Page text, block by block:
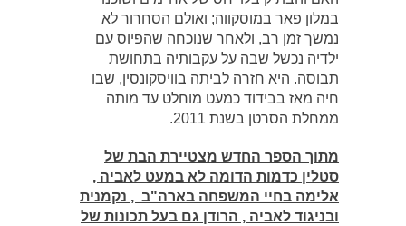
במלון פאר במוסקווה; ואולם הסחרור לא
נמשך זמן רב, ולאחר שנוכחה שהפיוס עם
ילדיה נכשל שבה על עקבותיה בתחושת
תבוסה. היא חזרה לביתה בוויסקונסין, שבו
חיה מאז בבידוד כמעט מוחלט עד מותה
ממחלת הסרטן בשנת 2011.
מתוך הספר החדש מצטיירת הבת של
סטלין כדמות הדומה לא במעט לאביה ,
אלימה בחיי המשפחה בארה"ב , נקמנית
ובניגוד לאביה , הרודן גם בעל תכונות של